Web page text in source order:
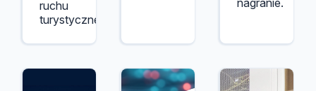
ruchu
turystycznego.
nagranie.